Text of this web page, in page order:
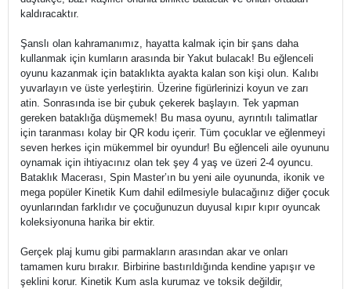
kaldıracaktır.
Şanslı olan kahramanımız, hayatta kalmak için bir şans daha
kullanmak için kumların arasında bir Yakut bulacak! Bu eğlenceli
oyunu kazanmak için bataklıkta ayakta kalan son kişi olun. Kalıbı
yuvarlayın ve üste yerleştirin. Üzerine figürlerinizi koyun ve zarı
atin. Sonrasında ise bir çubuk çekerek başlayın. Tek yapman
gereken bataklığa düşmemek! Bu masa oyunu, ayrıntılı talimatlar
için taranması kolay bir QR kodu içerir. Tüm çocuklar ve eğlenmeyi
seven herkes için mükemmel bir oyundur! Bu eğlenceli aile oyununu
oynamak için ihtiyacınız olan tek şey 4 yaş ve üzeri 2-4 oyuncu.
Bataklık Macerası, Spin Master’ın bu yeni aile oyununda, ikonik ve
mega popüler Kinetik Kum dahil edilmesiyle bulacağınız diğer çocuk
oyunlarından farklıdır ve çocuğunuzun duyusal kıpır kıpır oyuncak
koleksiyonuna harika bir ektir.
Gerçek plaj kumu gibi parmakların arasından akar ve onları
tamamen kuru bırakır. Birbirine bastırıldığında kendine yapışır ve
şeklini korur. Kinetik Kum asla kurumaz ve toksik değildir,